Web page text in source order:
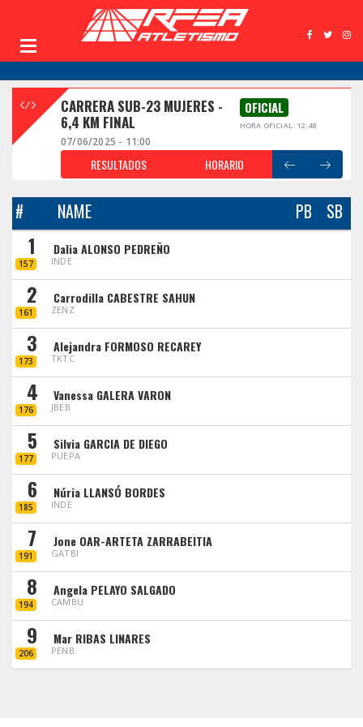
CARRERA SUB-23 MUJERES -
6,4 KM FINAL
OFICIAL
HORA OFICIAL: 12:48
07/06/2025 - 11:00
RESULTADOS HORARIO
# NAME PB SB
1
157
Dalia ALONSO PEDREÑO
INDE
2
161
Carrodilla CABESTRE SAHUN
ZENZ
3
173
Alejandra FORMOSO RECAREY
TKTC
4
176
Vanessa GALERA VARON
JBEB
5
177
Silvia GARCIA DE DIEGO
PUEPA
6
185
Núria LLANSÓ BORDES
INDE
7
191
Jone OAR-ARTETA ZARRABEITIA
GATBI
8
194
Angela PELAYO SALGADO
CAMBU
9
206
Mar RIBAS LINARES
PENB